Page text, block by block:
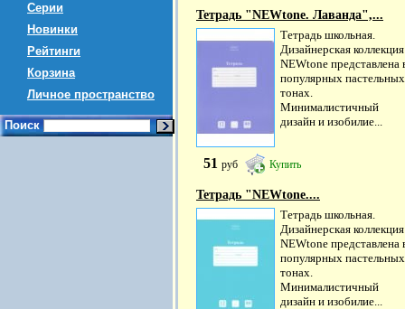
Серии
Новинки
Рейтинги
Корзина
Личное пространство
Поиск
Тетрадь "NEWtone. Лаванда",...
Тетрадь школьная.
Дизайнерская коллекция
NEWtone представлена
популярных пастельных
тонах.
Минималистичный
дизайн и изобилие...
51 руб Купить
Тетрадь "NEWtone....
Тетрадь школьная.
Дизайнерская коллекция
NEWtone представлена
популярных пастельных
тонах.
Минималистичный
дизайн и изобилие...